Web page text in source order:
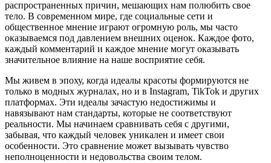
распространенных причин, мешающих нам полюбить свое
тело. В современном мире, где социальные сети и
общественное мнение играют огромную роль, мы часто
оказываемся под давлением внешних оценок. Каждое фото,
каждый комментарий и каждое мнение могут оказывать
значительное влияние на наше восприятие себя.
Мы живем в эпоху, когда идеалы красоты формируются не
только в модных журналах, но и в Instagram, TikTok и других
платформах. Эти идеалы зачастую недостижимы и
навязывают нам стандарты, которые не соответствуют
реальности. Мы начинаем сравнивать себя с другими,
забывая, что каждый человек уникален и имеет свои
особенности. Это сравнение может вызывать чувство
неполноценности и недовольства своим телом.